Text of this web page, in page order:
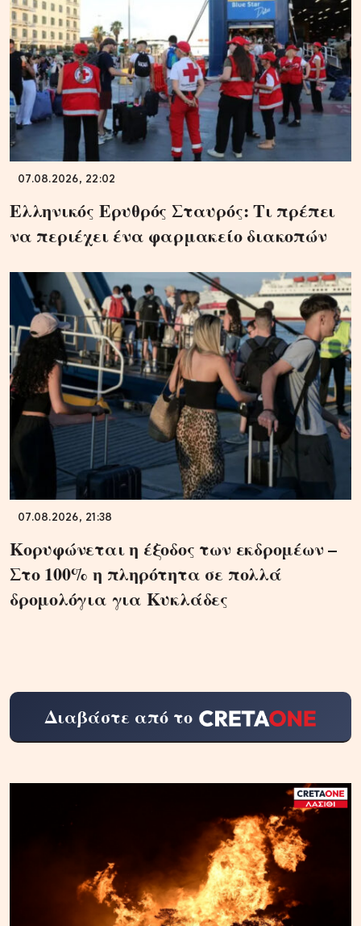
07.08.2026, 22:02
Ελληνικός Ερυθρός Σταυρός: Τι πρέπει
να περιέχει ένα φαρμακείο διακοπών
07.08.2026, 21:38
Κορυφώνεται η έξοδος των εκδρομέων –
Στο 100% η πληρότητα σε πολλά
δρομολόγια για Κυκλάδες
Διαβάστε από το